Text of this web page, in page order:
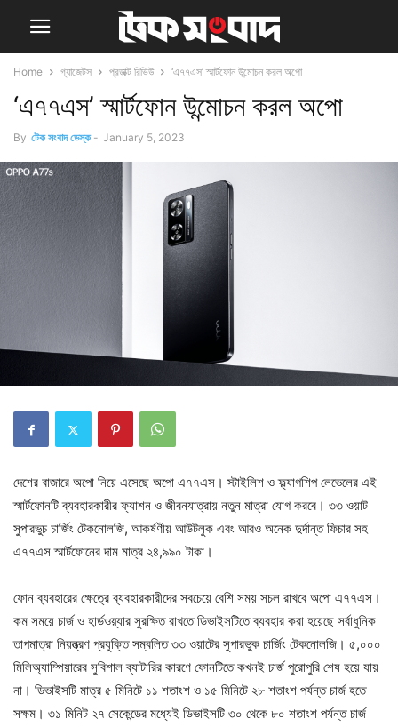
Home গ্যাজেটস প্রডাক্ট রিভিউ ‘এ৭৭এস’ স্মার্টফোন উন্মোচন করল অপো
‘এ৭৭এস’ স্মার্টফোন উন্মোচন করল অপো
By টেক সংবাদ ডেস্ক - January 5, 2023
দেশের বাজারে অপো নিয়ে এসেছে অপো এ৭৭এস। স্টাইলিশ ও ফ্ল্যাগশিপ লেভেলের এই
স্মার্টফোনটি ব্যবহারকারীর ফ্যাশন ও জীবনযাত্রায় নতুন মাত্রা যোগ করবে। ৩৩ ওয়াট
সুপারভুচ চার্জিং টেকনোলজি, আকর্ষণীয় আউটলুক এবং আরও অনেক দুর্দান্ত ফিচার সহ
এ৭৭এস স্মার্টফোনের দাম মাত্র ২৪,৯৯০ টাকা।
ফোন ব্যবহারের ক্ষেত্রে ব্যবহারকারীদের সবচেয়ে বেশি সময় সচল রাখবে অপো এ৭৭এস।
কম সময়ে চার্জ ও হার্ডওয়্যার সুরক্ষিত রাখতে ডিভাইসটিতে ব্যবহার করা হয়েছে সর্বাধুনিক
তাপমাত্রা নিয়ন্ত্রণ প্রযুক্তি সম্বলিত ৩৩ ওয়াটের সুপারভুক চার্জিং টেকনোলজি। ৫,০০০
মিলিঅ্যাম্পিয়ারের সুবিশাল ব্যাটারির কারণে ফোনটিতে কখনই চার্জ পুরোপুরি শেষ হয়ে যায়
না। ডিভাইসটি মাত্র ৫ মিনিটে ১১ শতাংশ ও ১৫ মিনিটে ২৮ শতাংশ পর্যন্ত চার্জ হতে
সক্ষম। ৩১ মিনিট ২৭ সেকেন্ডের মধ্যেই ডিভাইসটি ৩০ থেকে ৮০ শতাংশ পর্যন্ত চার্জ